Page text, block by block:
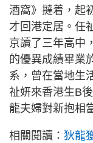
酒窩》撻着，起
才回港定居。任
京讀了三年高中
的優異成績畢業
系，曾在當地生
祉妍來香港生B
龍夫婦對新抱相
相關閱讀： 狄龍